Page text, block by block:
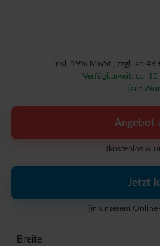
inkl. 19% MwSt., zzgl. ab 49
Verfügbarkeit: ca.
(auf
Angebot
(kostenlos &
Jetzt
(in unserem
Breite